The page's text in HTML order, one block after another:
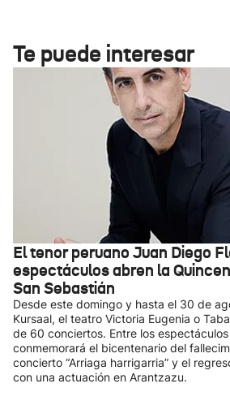
Te puede interesar
El tenor peruano Juan Diego
espectáculos abren la
San Sebastián
Desde este domingo y hasta el 30 de
Kursaal, el teatro Victoria Eugenia o
de 60 conciertos. Entre los
conmemorará el bicentenario del
concierto “Arriaga harrigarria” y el
con una actuación en Arantzazu.